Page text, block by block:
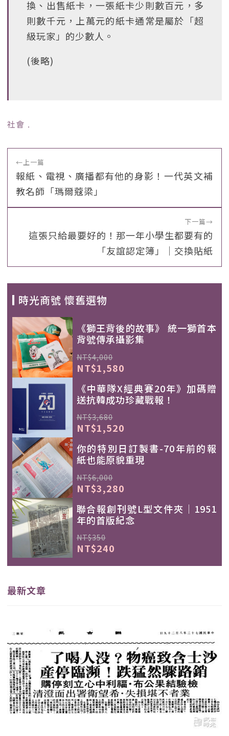
換、出售紙卡，一張紙卡少則數百元，多
則數千元，上萬元的紙卡通常是屬於「超
級玩家」的少數人。
(後略)
社會 ﹒
←上一篇
報紙、電視、廣播都有他的身影！一代英文補
教名師「瑪爾蔻梁」
下一篇→
這張只給最要好的！那一年小學生都要有的
「友誼認定簿」｜交換貼紙
時光商號 懷舊選物
《獅王背後的故事》 統一獅首本
背號傳承攝影集
NT$4,000
NT$1,580
《中華隊X經典賽20年》加碼贈
送抗韓成功珍藏戰報！
NT$3,680
NT$1,520
你的特別日訂製書-70年前的報
紙也能原貌重現
NT$6,000
NT$3,280
聯合報創刊號L型文件夾｜1951
年的首版紀念
NT$350
NT$240
最新文章